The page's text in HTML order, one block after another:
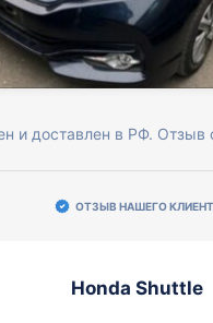
и доставлен в РФ. Отзыв
ОТЗЫВ НАШЕГО
Honda Shuttle